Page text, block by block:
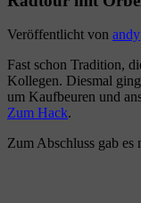
Veröffentlicht von andy
Fast schon Tradition,
Kollegen. Diesmal
um Kaufbeuren und
Zum Hack.
Zum Abschluss gab es